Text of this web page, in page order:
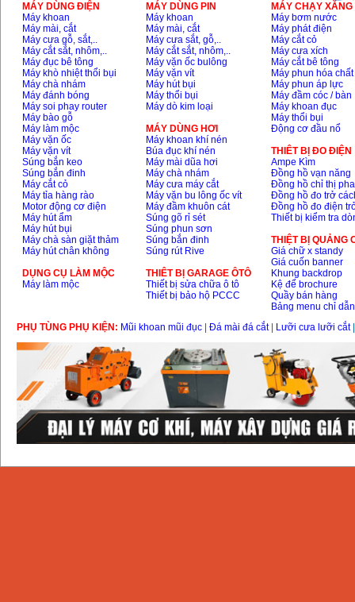
MÁY DÙNG ĐIỆN
Máy khoan
Máy mài, cắt
Máy cưa gỗ, sắt,..
Máy cắt sắt, nhôm,..
Máy đục bê tông
Máy khò nhiệt thổi bụi
Máy chà nhám
Máy đánh bóng
Máy soi phay router
Máy bào gỗ
Máy làm mộc
Máy vặn ốc
Máy vặn vít
Súng bắn keo
Súng bắn đinh
Máy cắt cỏ
Máy tỉa hàng rào
Motor động cơ điện
Máy hút ẩm
Máy hút bụi
Máy chà sàn giặt thảm
Máy hút chân không
DỤNG CỤ LÀM MỘC
Máy làm mộc
MÁY DÙNG PIN
Máy khoan
Máy mài, cắt
Máy cưa sắt, gỗ,..
Máy cắt sắt, nhôm,..
Máy vặn ốc bulông
Máy vặn vít
Máy hút bụi
Máy thổi bụi
Máy dò kim loại
MÁY DÙNG HƠI
Máy khoan khí nén
Búa đục khí nén
Máy mài dũa hơi
Máy chà nhám
Máy cưa máy cắt
Máy vặn bu lông ốc vít
Máy đầm khuôn cát
Súng gõ rỉ sét
Súng phun sơn
Súng bắn đinh
Súng rút Rive
THIÊT BỊ GARAGE ÔTÔ
Thiết bị sửa chữa ô tô
Thiết bị bảo hộ PCCC
MÁY CHẠY
Máy bơm nước
Máy phát điện
Máy cắt cỏ
Máy cưa xích
Máy cắt bê tông
Máy phun hóa chất
Máy phun áp lực
Máy đầm cóc / bàn
Máy khoan đục
Máy thổi bụi
Động cơ đầu nổ
THIÊT BỊ ĐO ĐIỆN
Ampe Kìm
Đồng hồ vạn năng
Đồng hồ chỉ thị pha
Đồng hồ đo trở
Đồng hồ đo điện
Thiết bị kiểm tra
THIỆT BỊ QUẢNG
Giá chữ x standy
Giá cuốn banner
Khung backdrop
Kệ để brochure
Quầy bán hàng
Bảng menu chỉ dẫn
PHỤ TÙNG PHỤ KIỆN: Mũi khoan mũi đục Đá mài đá cắt| Lưỡi cưa lưỡi cắt